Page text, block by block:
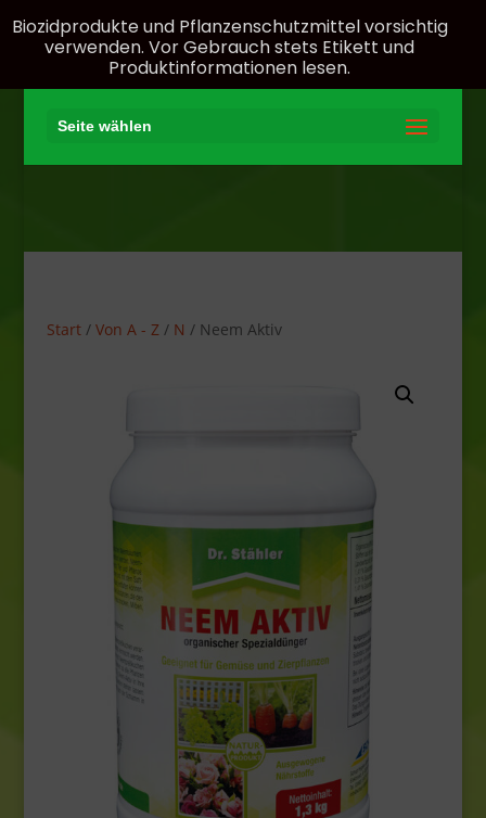
Seite wählen
Start/ Von A - Z/ N / Neem Aktiv
Biozidprodukte und Pflanzenschutzmittel vorsichtig
verwenden. Vor Gebrauch stets Etikett und
Produktinformationen lesen.